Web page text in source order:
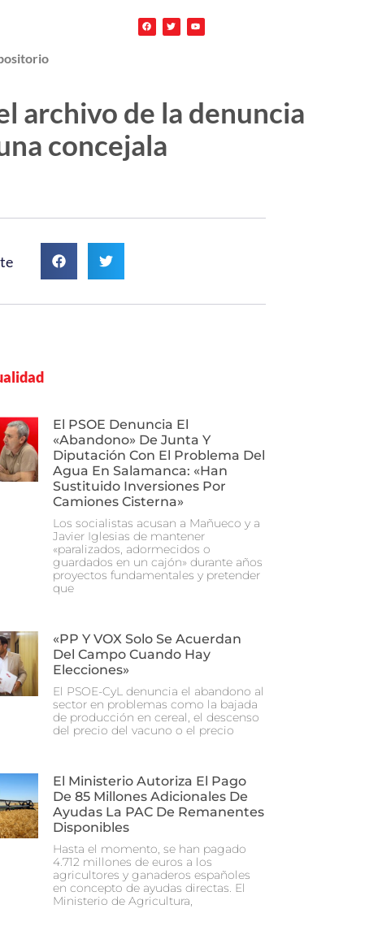
archivo de la denuncia
concejala
El PSOE Denuncia El
«abandono» De Junta Y
Diputación Con El Problema Del
Agua En Salamanca: «Han
Sustituido Inversiones Por
Camiones Cisterna»
Los socialistas acusan a Mañueco y a
Javier Iglesias de mantener
«paralizados, adormecidos o
guardados en un cajón» durante años
proyectos fundamentales y pretender
que
«PP Y VOX Solo Se Acuerdan
Del Campo Cuando Hay
Elecciones»
El PSOE-CyL denuncia el abandono al
sector en problemas como la bajada
de producción en cereal, el descenso
del precio del vacuno o el precio
El Ministerio Autoriza El Pago
De 85 Millones Adicionales De
Ayudas La PAC De Remanentes
Disponibles
Hasta el momento, se han pagado
4.712 millones de euros a los
agricultores y ganaderos españoles
en concepto de ayudas directas. El
Ministerio de Agricultura,